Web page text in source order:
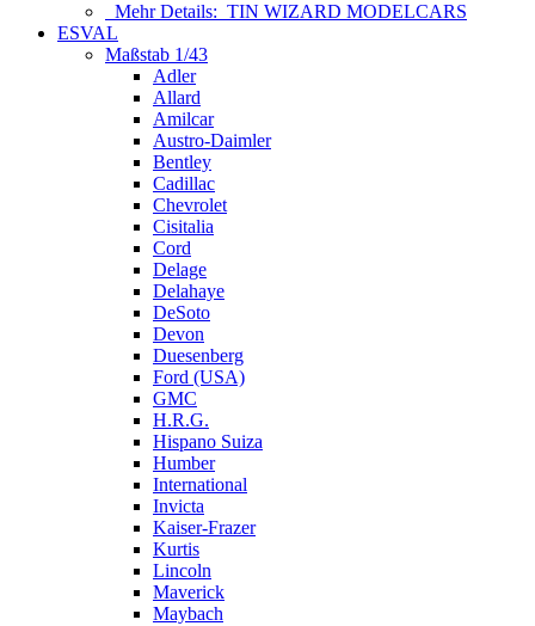
Mehr Details: TIN WIZARD MODELCARS
ESVAL
Maßstab 1/43
Adler
Allard
Amilcar
Austro-Daimler
Bentley
Cadillac
Chevrolet
Cisitalia
Cord
Delage
Delahaye
DeSoto
Devon
Duesenberg
Ford (USA)
GMC
H.R.G.
Hispano Suiza
Humber
International
Invicta
Kaiser-Frazer
Kurtis
Lincoln
Maverick
Maybach